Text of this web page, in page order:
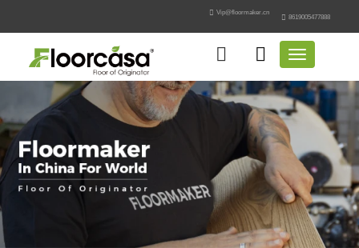
8619005477888
Vip@floormaker.cn